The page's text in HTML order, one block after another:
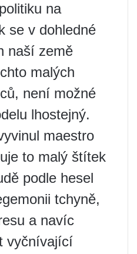
na
se v dohledné
naší země
malých
není možné
lhostejný.
maestro
to malý štítek
podle hesel
tchyně,
a navíc
vyčnívající